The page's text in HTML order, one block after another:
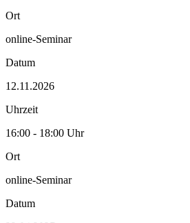
Ort
online-Seminar
Datum
12.11.2026
Uhrzeit
16:00 - 18:00 Uhr
Ort
online-Seminar
Datum